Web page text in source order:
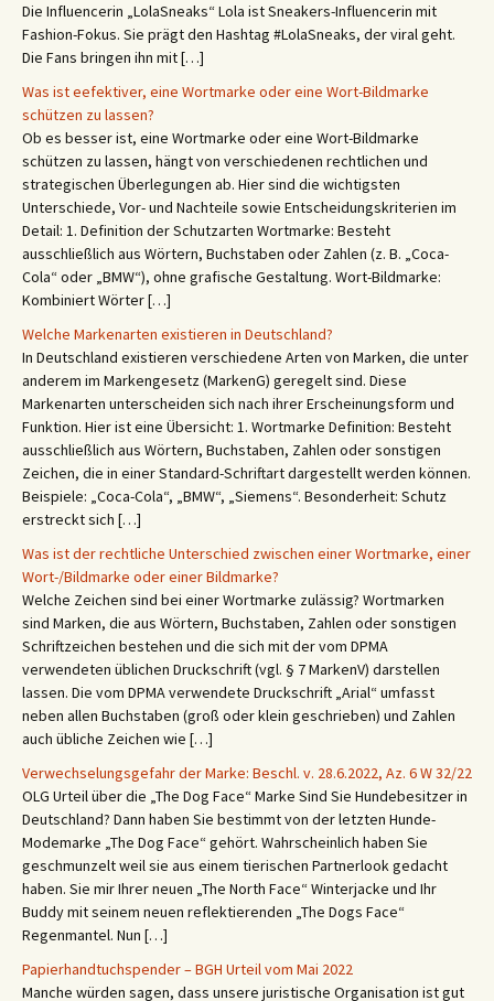
Die Influencerin „LolaSneaks“ Lola ist Sneakers-Influencerin mit
Fashion-Fokus. Sie prägt den Hashtag #LolaSneaks, der viral geht.
Die Fans bringen ihn mit […]
Was ist eefektiver, eine Wortmarke oder eine Wort-Bildmarke
schützen zu lassen?
Ob es besser ist, eine Wortmarke oder eine Wort-Bildmarke
schützen zu lassen, hängt von verschiedenen rechtlichen und
strategischen Überlegungen ab. Hier sind die wichtigsten
Unterschiede, Vor- und Nachteile sowie Entscheidungskriterien im
Detail: 1. Definition der Schutzarten Wortmarke: Besteht
ausschließlich aus Wörtern, Buchstaben oder Zahlen (z. B. „Coca-
Cola“ oder „BMW“), ohne grafische Gestaltung. Wort-Bildmarke:
Kombiniert Wörter […]
Welche Markenarten existieren in Deutschland?
In Deutschland existieren verschiedene Arten von Marken, die unter
anderem im Markengesetz (MarkenG) geregelt sind. Diese
Markenarten unterscheiden sich nach ihrer Erscheinungsform und
Funktion. Hier ist eine Übersicht: 1. Wortmarke Definition: Besteht
ausschließlich aus Wörtern, Buchstaben, Zahlen oder sonstigen
Zeichen, die in einer Standard-Schriftart dargestellt werden können.
Beispiele: „Coca-Cola“, „BMW“, „Siemens“. Besonderheit: Schutz
erstreckt sich […]
Was ist der rechtliche Unterschied zwischen einer Wortmarke, einer
Wort-/Bildmarke oder einer Bildmarke?
Welche Zeichen sind bei einer Wortmarke zulässig? Wortmarken
sind Marken, die aus Wörtern, Buchstaben, Zahlen oder sonstigen
Schriftzeichen bestehen und die sich mit der vom DPMA
verwendeten üblichen Druckschrift (vgl. § 7 MarkenV) darstellen
lassen. Die vom DPMA verwendete Druckschrift „Arial“ umfasst
neben allen Buchstaben (groß oder klein geschrieben) und Zahlen
auch übliche Zeichen wie […]
Verwechselungsgefahr der Marke: Beschl. v. 28.6.2022, Az. 6 W 32/22
OLG Urteil über die „The Dog Face“ Marke Sind Sie Hundebesitzer in
Deutschland? Dann haben Sie bestimmt von der letzten Hunde-
Modemarke „The Dog Face“ gehört. Wahrscheinlich haben Sie
geschmunzelt weil sie aus einem tierischen Partnerlook gedacht
haben. Sie mir Ihrer neuen „The North Face“ Winterjacke und Ihr
Buddy mit seinem neuen reflektierenden „The Dogs Face“
Regenmantel. Nun […]
Papierhandtuchspender – BGH Urteil vom Mai 2022
Manche würden sagen, dass unsere juristische Organisation ist gut